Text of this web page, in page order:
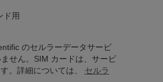
ド用
のセルラーデータサービ
せん。SIM カードは、サービ
。詳細については、
セルラ